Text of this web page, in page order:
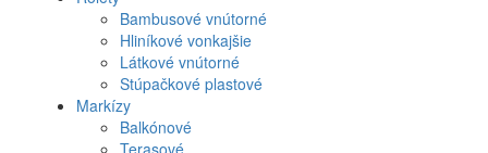
Bambusové vnútorné
Hliníkové vonkajšie
Látkové vnútorné
Stúpačkové plastové
Markízy
Balkónové
Terasové